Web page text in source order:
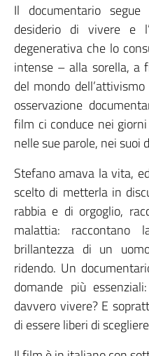
Il documentario
desiderio di vivere e
degenerativa che lo
intense – alla sorella, a
del mondo
osservazione
film ci conduce nei
nelle sue parole, nei suoi
Stefano amava la vita,
scelto di metterla in
rabbia e di orgoglio,
malattia:
brillantezza di un
ridendo. Un
domande più
davvero vivere? E
di essere liberi di